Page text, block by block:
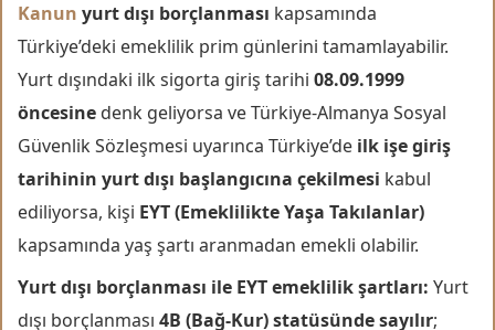
Kanun yurt dışı borçlanması kapsamında
Türkiye’deki emeklilik prim günlerini tamamlayabilir.
Yurt dışındaki ilk sigorta giriş tarihi 08.09.1999
öncesine denk geliyorsa ve Türkiye-Almanya Sosyal
Güvenlik Sözleşmesi uyarınca Türkiye’de ilk işe giriş
tarihinin yurt dışı başlangıcına çekilmesi kabul
ediliyorsa, kişi EYT (Emeklilikte Yaşa Takılanlar)
kapsamında yaş şartı aranmadan emekli olabilir.
Yurt dışı borçlanması ile EYT emeklilik şartları: Yurt
dışı borçlanması 4B (Bağ-Kur) statüsünde sayılır;